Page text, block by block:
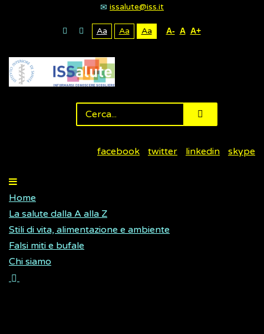
issalute@iss.it
Aa Aa Aa A- A A+
facebook twitter linkedin skype
Home
La salute dalla A alla Z
Stili di vita, alimentazione e ambiente
Falsi miti e bufale
Chi siamo